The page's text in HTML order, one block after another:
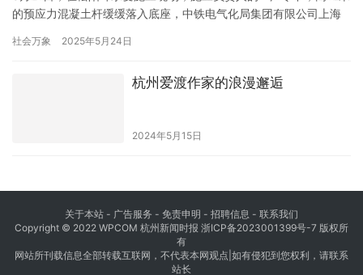
的预应力混凝土杆缓缓落入底座，中铁电气化局集团有限公司上海
标志着衢丽铁路松丽段外电源工程正式启动。 衢丽铁路松丽段外电
10.08公里。外电源线路是铁路牵引供电系统的“生命线”…
社会万象 2025年5月24日
杭州爱渡作家的浪漫邂逅
2024年5月15日
关于本站 - 广告服务 - 免责申明 - 招聘信息 - 联系我们
Copyright © 2022 WPCOM 杭州新闻时报 浙ICP备2023001399号-7 版权所
有
网站所刊载信息全部转载互联网，不代表本网观点|如有侵犯到您权利，请联系
站长